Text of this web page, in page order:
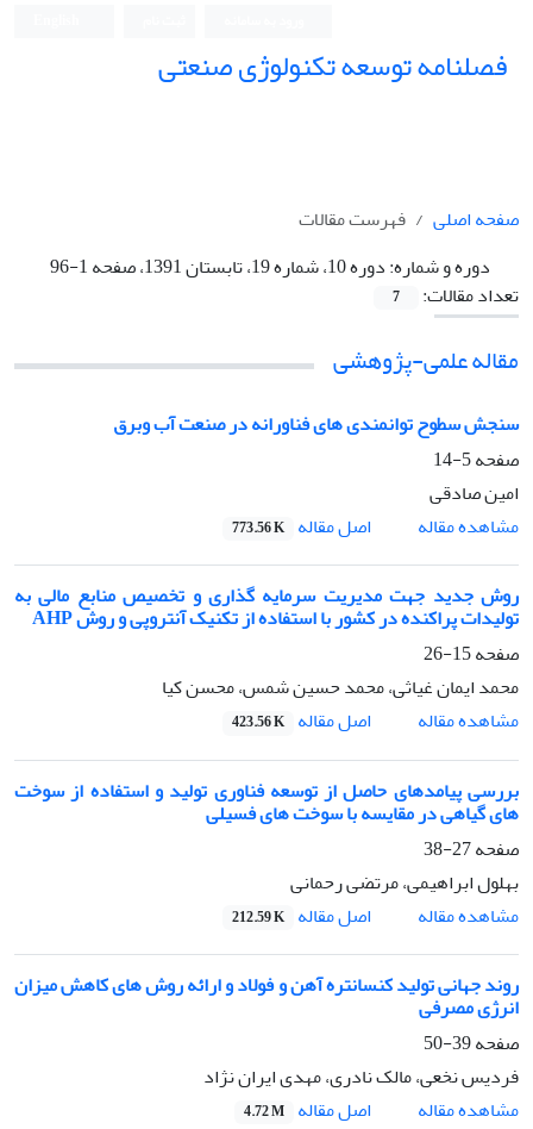
فصلنامه توسعه تکنولوژی صنعتی
صفحه اصلی
فهرست مقالات
دوره و شماره:دوره 10، شماره 19، تابستان 1391، صفحه 1-96
تعداد مقالات:
7
مقاله علمی-پژوهشی
سنجش سطوح توانمندی های فناورانه در صنعت آب وبرق
صفحه5-14
امین صادقی
مشاهده مقاله
اصل مقاله 773.56 K
روش جدید جهت مدیریت سرمایه گذاری و تخصیص منابع مالی به
تولیدات پراکنده در کشور با استفاده از تکنیک آنتروپی و روش AHP
صفحه15-26
محمد ایمان غیاثی، محمد حسین شمس، محسن کیا
مشاهده مقاله
اصل مقاله 423.56 K
بررسی پیامدهای حاصل از توسعه فناوری تولید و استفاده از سوخت
های گیاهی در مقایسه با سوخت های فسیلی
صفحه27-38
بهلول ابراهیمی، مرتضی رحمانی
مشاهده مقاله
اصل مقاله 212.59 K
روند جهانی تولید کنسانتره آهن و فولاد و ارائه روش های کاهش میزان
انرژی مصرفی
صفحه39-50
فردیس نخعی، مالک نادری، مهدی ایران نژاد
مشاهده مقاله
اصل مقاله 4.72 M